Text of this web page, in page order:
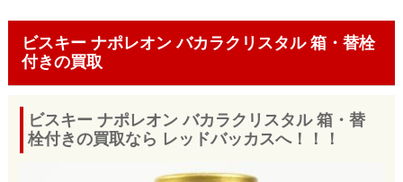
ビスキー ナポレオン バカラクリスタル 箱・替栓
付きの買取
ビスキー ナポレオン バカラクリスタル 箱・替
栓付きの買取なら レッドバッカスへ！！！